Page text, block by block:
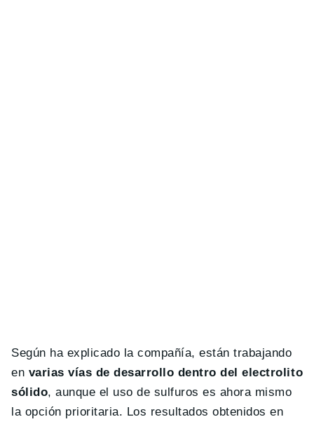
Según ha explicado la compañía, están trabajando
en varias vías de desarrollo dentro del electrolito
sólido, aunque el uso de sulfuros es ahora mismo
la opción prioritaria. Los resultados obtenidos en